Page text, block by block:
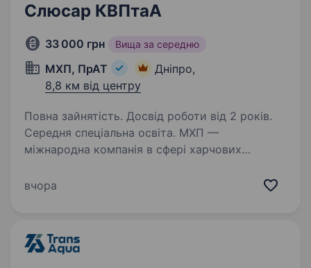
Слюсар КВПтаА
33 000 грн Вища за середню
МХП, ПрАТ
Дніпро,
8,8 км від центру
Повна зайнятість. Досвід роботи від 2 років.
Середня спеціальна освіта. МХП —
міжнародна компанія в сфері харчових
за такими брендами як: «Наша Ряба», «Наша
посаді:…
вчора